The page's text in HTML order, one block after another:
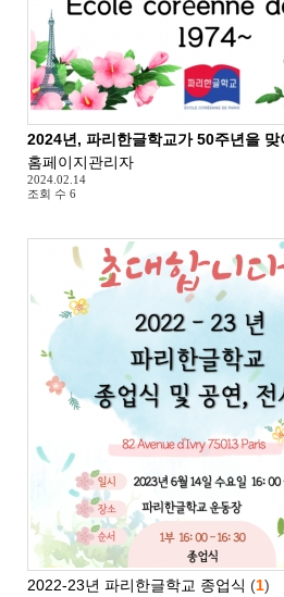
2024년, 파리한글학교가 50주년을 맞
홈페이지관리자
2024.02.14
조회 수 6
2022-23년 파리한글학교 종업식 (1)